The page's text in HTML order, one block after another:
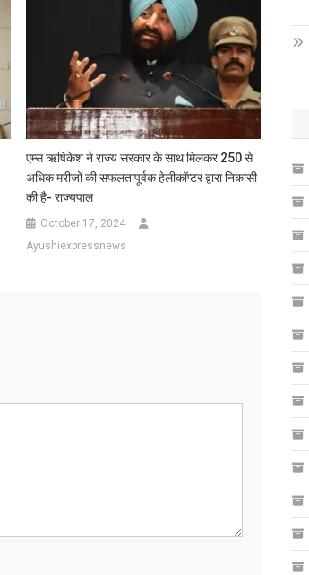
एम्स ऋषिकेश ने राज्य सरकार के साथ मिलकर 250 से
अधिक मरीजों की सफलतापूर्वक हेलीकॉप्टर द्वारा निकासी
की है- राज्यपाल
October 17, 2024
Ayushiexpressnews